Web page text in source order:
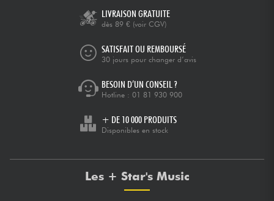
LIVRAISON GRATUITE
dès 89 € (voir CGV)
SATISFAIT OU REMBOURSÉ
30 jours pour changer d’avis
BESOIN D’UN CONSEIL ?
Hotline : 01 81 930 900
+ DE 10 000 PRODUITS
Disponibles en stock
Les + Star's Music